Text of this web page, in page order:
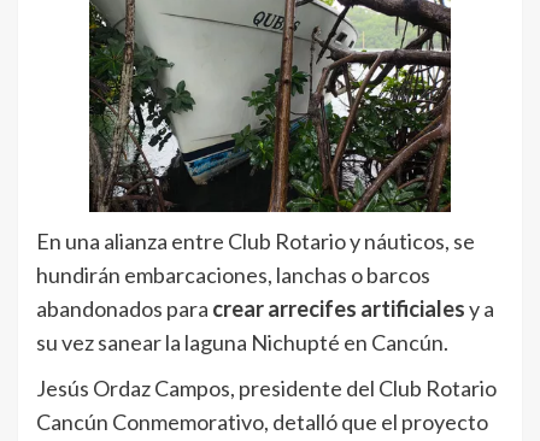
En una alianza entre Club Rotario y náuticos, se
hundirán embarcaciones, lanchas o barcos
abandonados para crear arrecifes artificialesy a
su vez sanear la laguna Nichupté en Cancún.
Jesús Ordaz Campos, presidente del Club Rotario
Cancún Conmemorativo, detalló que el proyecto